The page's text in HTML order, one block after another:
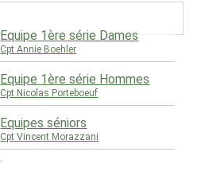
Equipe 1ère série Dames
Cpt Annie Boehler
Equipe 1ère série Hommes
Cpt Nicolas Porteboeuf
Equipes séniors
Cpt Vincent Morazzani